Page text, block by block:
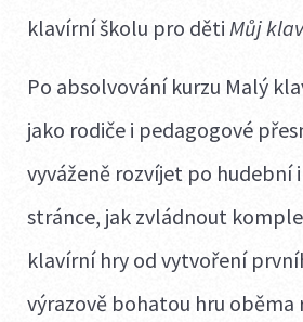
klavírní školu pro děti Můj
Po absolvování kurzu Malý
jako rodiče i pedagogové
vyváženě rozvíjet po hudební
stránce, jak zvládnout
klavírní hry od vytvoření
výrazově bohatou hru oběma